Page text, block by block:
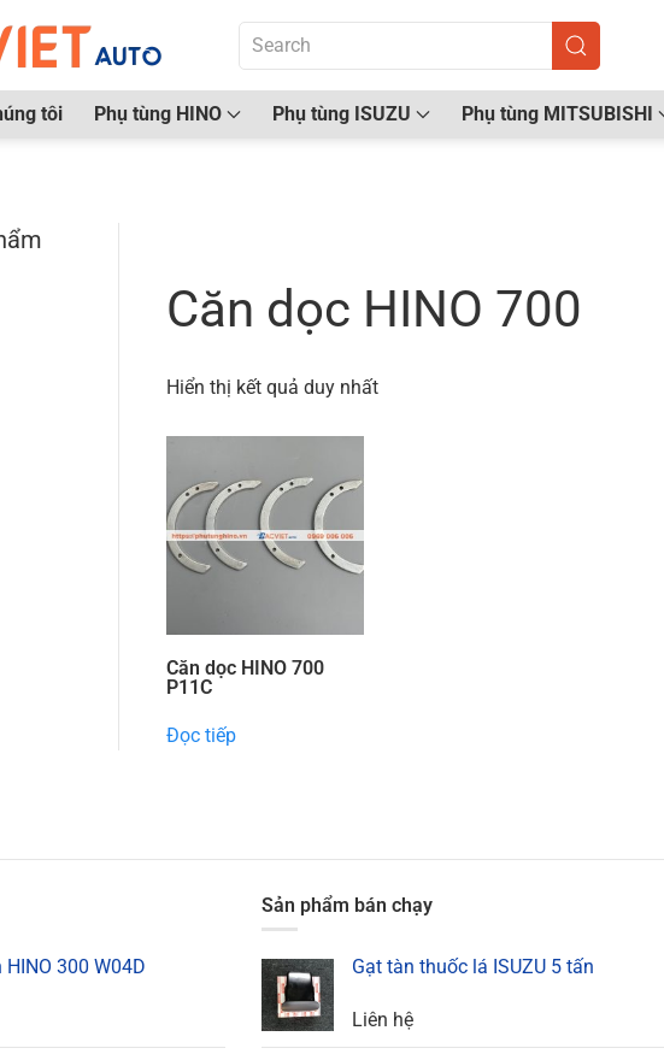
tôi Phụ tùng HINO Phụ tùng ISUZU Phụ tùng MITSUBISHI
Căn dọc HINO 700
Hiển thị kết quả duy nhất
Căn dọc HINO 700
P11C
Đọc tiếp
300 W04D
Sản phẩm bán chạy
Gạt tàn thuốc lá ISUZU 5 tấn
Liên hệ